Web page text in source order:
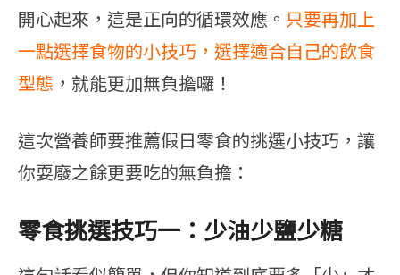
開心起來，這是正向的循環效應。 只要再加上
一點選擇食物的小技巧，選擇適合自己的飲食
型態 ，就能更加無負擔囉！
這次營養師要推薦假日零食的挑選小技巧，讓
你耍廢之餘更要吃的無負擔：
零食挑選技巧一：少油少鹽少糖